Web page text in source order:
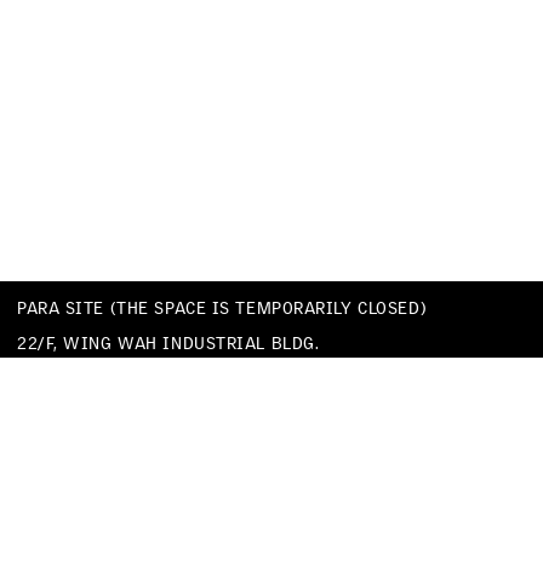
PARA SITE (THE SPACE IS TEMPORARILY CLOSED)
22/F, WING WAH INDUSTRIAL BLDG.
677 KING’S ROAD